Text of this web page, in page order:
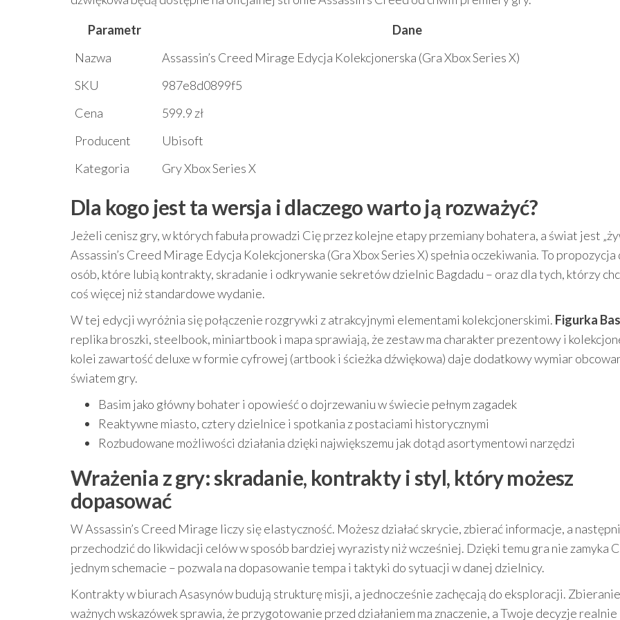
Parametr
Dane
Nazwa
Assassin’s Creed Mirage Edycja Kolekcjonerska (Gra Xbox Series X)
SKU
987e8d0899f5
Cena
599.9 zł
Producent
Ubisoft
Kategoria
Gry Xbox Series X
Dla kogo jest ta wersja i dlaczego warto ją rozważyć?
Jeżeli cenisz gry, w których fabuła prowadzi Cię przez kolejne etapy przemiany bohatera, a świat jest
Assassin’s Creed Mirage Edycja Kolekcjonerska (Gra Xbox Series X) spełnia oczekiwania. To propozycja
osób, które lubią kontrakty, skradanie i odkrywanie sekretów dzielnic Bagdadu – oraz dla tych, którzy
coś więcej niż standardowe wydanie.
W tej edycji wyróżnia się połączenie rozgrywki z atrakcyjnymi elementami kolekcjonerskimi. Figurka
replika broszki, steelbook, miniartbook i mapa sprawiają, że zestaw ma charakter prezentowy i
kolei zawartość deluxe w formie cyfrowej (artbook i ścieżka dźwiękowa) daje dodatkowy wymiar
światem gry.
Basim jako główny bohater i opowieść o dojrzewaniu w świecie pełnym zagadek
Reaktywne miasto, cztery dzielnice i spotkania z postaciami historycznymi
Rozbudowane możliwości działania dzięki największemu jak dotąd asortymentowi narzędzi
Wrażenia z gry: skradanie, kontrakty i styl, który możesz
dopasować
W Assassin’s Creed Mirage liczy się elastyczność. Możesz działać skrycie, zbierać informacje, a
przechodzić do likwidacji celów w sposób bardziej wyrazisty niż wcześniej. Dzięki temu gra nie zamyka
jednym schemacie – pozwala na dopasowanie tempa i taktyki do sytuacji w danej dzielnicy.
Kontrakty w biurach Asasynów budują strukturę misji, a jednocześnie zachęcają do eksploracji. Zbieranie
ważnych wskazówek sprawia, że przygotowanie przed działaniem ma znaczenie, a Twoje decyzje realnie